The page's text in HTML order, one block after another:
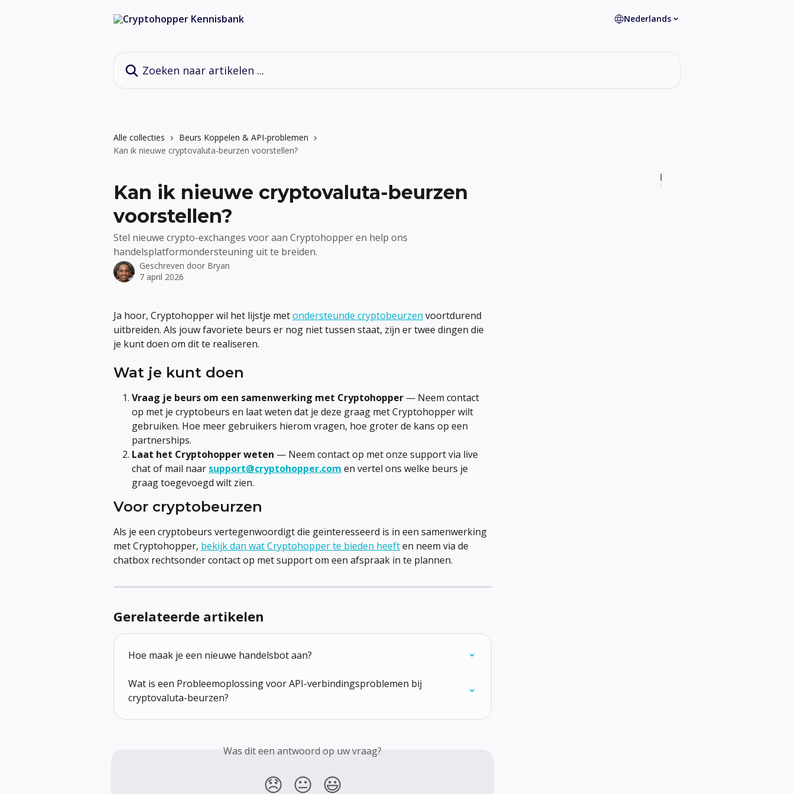
Nederlands
Alle collecties
Beurs Koppelen & API-problemen
Kan ik nieuwe cryptovaluta-beurzen voorstellen?
Kan ik nieuwe cryptovaluta-beurzen
voorstellen?
Stel nieuwe crypto-exchanges voor aan Cryptohopper en help ons
handelsplatformondersteuning uit te breiden.
Geschreven door Bryan
7 april 2026
Ja hoor, Cryptohopper wil het lijstje met ondersteunde cryptobeurzen voortdurend
uitbreiden. Als jouw favoriete beurs er nog niet tussen staat, zijn er twee dingen die
je kunt doen om dit te realiseren.
Wat je kunt doen
Vraag je beurs om een samenwerking met Cryptohopper — Neem contact
op met je cryptobeurs en laat weten dat je deze graag met Cryptohopper wilt
gebruiken. Hoe meer gebruikers hierom vragen, hoe groter de kans op een
partnerships.
Laat het Cryptohopper weten — Neem contact op met onze support via live
chat of mail naar support@cryptohopper.com en vertel ons welke beurs je
graag toegevoegd wilt zien.
Voor cryptobeurzen
Als je een cryptobeurs vertegenwoordigt die geïnteresseerd is in een samenwerking
met Cryptohopper, bekijk dan wat Cryptohopper te bieden heeft en neem via de
chatbox rechtsonder contact op met support om een afspraak in te plannen.
Gerelateerde artikelen
Hoe maak je een nieuwe handelsbot aan?
Wat is een Probleemoplossing voor API-verbindingsproblemen bij
cryptovaluta-beurzen?
Was dit een antwoord op uw vraag?
😞 😐 😃